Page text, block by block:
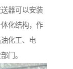
器可以安装
化结构，作
化工、电
门。